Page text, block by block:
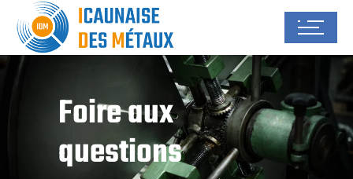
Foire aux
questions